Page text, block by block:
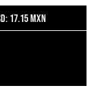
17.15 MXN